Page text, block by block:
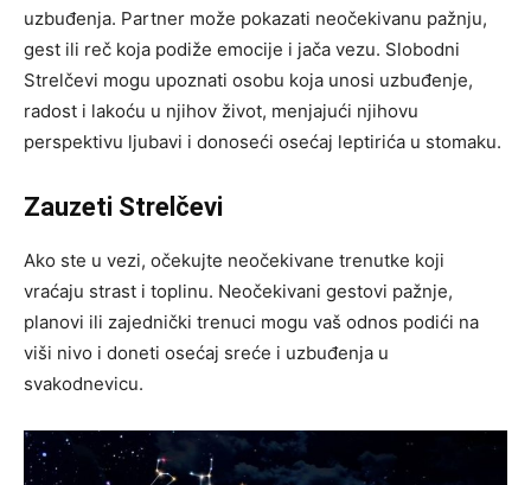
uzbuđenja. Partner može pokazati neočekivanu pažnju,
gest ili reč koja podiže emocije i jača vezu. Slobodni
Strelčevi mogu upoznati osobu koja unosi uzbuđenje,
radost i lakoću u njihov život, menjajući njihovu
perspektivu ljubavi i donoseći osećaj leptirića u stomaku.
Zauzeti Strelčevi
Ako ste u vezi, očekujte neočekivane trenutke koji
vraćaju strast i toplinu. Neočekivani gestovi pažnje,
planovi ili zajednički trenuci mogu vaš odnos podići na
viši nivo i doneti osećaj sreće i uzbuđenja u
svakodnevicu.